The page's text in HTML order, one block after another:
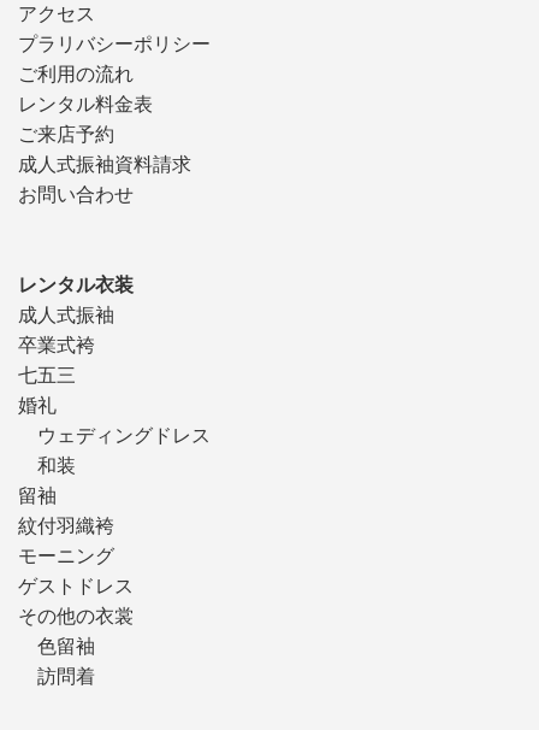
アクセス
プラリバシーポリシー
ご利用の流れ
レンタル料金表
ご来店予約
成人式振袖資料請求
お問い合わせ
レンタル衣装
成人式振袖
卒業式袴
七五三
婚礼
ウェディングドレス
和装
留袖
紋付羽織袴
モーニング
ゲストドレス
その他の衣裳
色留袖
訪問着